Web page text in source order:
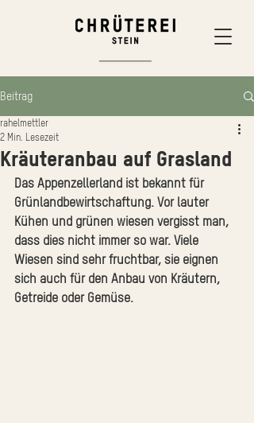
Beitrag
Kräuteranbau auf Grasland
rahelmettler
2 Min. Lesezeit
Das Appenzellerland ist bekannt für
Grünlandbewirtschaftung. Vor lauter
Kühen und grünen wiesen vergisst man,
dass dies nicht immer so war. Viele
Wiesen sind sehr fruchtbar, sie eignen
sich auch für den Anbau von Kräutern,
Getreide oder Gemüse.